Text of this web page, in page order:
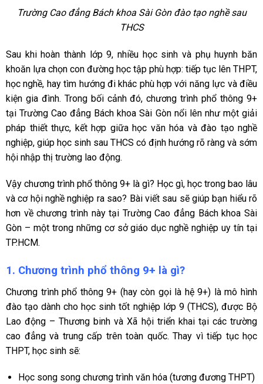
Trường Cao đẳng Bách khoa Sài Gòn đào tạo nghề sau
THCS
Sau khi hoàn thành lớp 9, nhiều học sinh và phụ huynh băn
khoăn lựa chọn con đường học tập phù hợp: tiếp tục lên THPT,
học nghề, hay tìm hướng đi khác phù hợp với năng lực và điều
kiện gia đình. Trong bối cảnh đó, chương trình phổ thông 9+
tại Trường Cao đẳng Bách khoa Sài Gòn nổi lên như một giải
pháp thiết thực, kết hợp giữa học văn hóa và đào tạo nghề
nghiệp, giúp học sinh sau THCS có định hướng rõ ràng và sớm
hội nhập thị trường lao động.
Vậy chương trình phổ thông 9+ là gì? Học gì, học trong bao lâu
và cơ hội nghề nghiệp ra sao? Bài viết sau sẽ giúp bạn hiểu rõ
hơn về chương trình này tại Trường Cao đẳng Bách khoa Sài
Gòn – một trong những cơ sở giáo dục nghề nghiệp uy tín tại
TP.HCM.
1. Chương trình phổ thông 9+ là gì?
Chương trình phổ thông 9+ (hay còn gọi là hệ 9+) là mô hình
đào tạo dành cho học sinh tốt nghiệp lớp 9 (THCS), được Bộ
Lao động – Thương binh và Xã hội triển khai tại các trường
cao đẳng và trung cấp trên toàn quốc. Thay vì tiếp tục học
THPT, học sinh sẽ:
Học song song chương trình văn hóa (tương đương THPT)